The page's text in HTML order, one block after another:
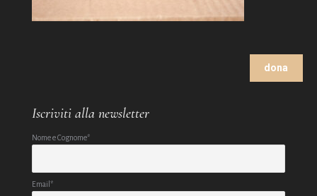
dona
Iscriviti alla newsletter
Nome e Cognome*
Email*